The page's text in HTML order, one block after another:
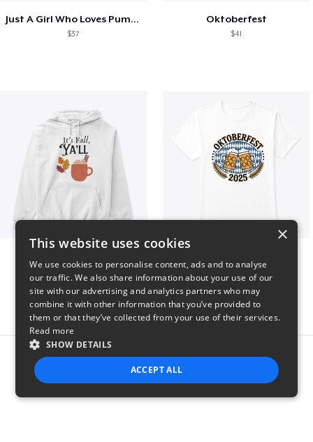
Just A Girl Who Loves Pumpkin Spice
$37
Oktoberfest
$41
Report this product
×
This website uses cookies
We use cookies to personalise content, ads and to analyse
our traffic. We also share information about your use of our
site with our advertising and analytics partners who may
combine it with other information that you’ve provided to
them or that they’ve collected from your use of their services.
Read more
SHOW DETAILS
ACCEPT ALL
STRICTLY NECESSARY PERFORMANCE